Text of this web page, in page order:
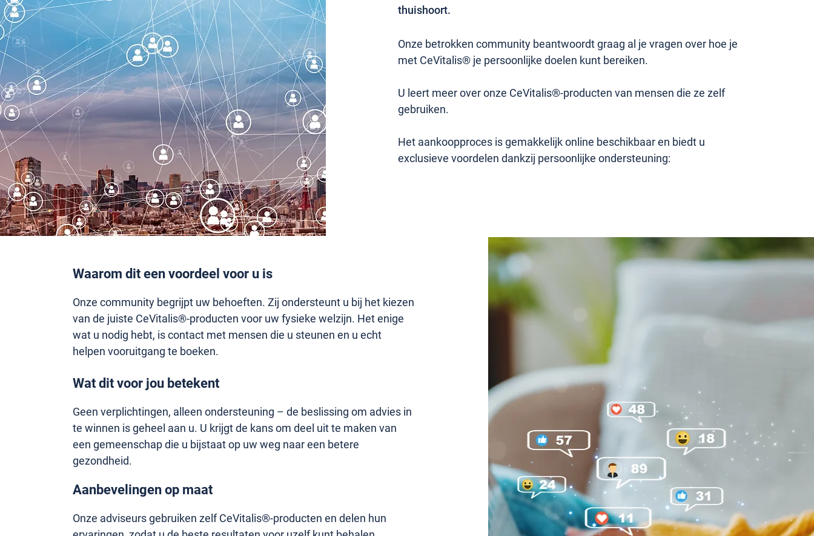
thuishoort.
Onze betrokken community beantwoordt graag al je vragen over hoe je
met CeVitalis® je persoonlijke doelen kunt bereiken.
U leert meer over onze CeVitalis®-producten van mensen die ze zelf
gebruiken.
Het aankoopproces is gemakkelijk online beschikbaar en biedt u
exclusieve voordelen dankzij persoonlijke ondersteuning:
Waarom dit een voordeel voor u is
Onze community begrijpt uw behoeften. Zij ondersteunt u bij het kiezen
van de juiste CeVitalis®-producten voor uw fysieke welzijn. Het enige
wat u nodig hebt, is contact met mensen die u steunen en u echt
helpen vooruitgang te boeken.
Wat dit voor jou betekent
Geen verplichtingen, alleen ondersteuning – de beslissing om advies in
te winnen is geheel aan u. U krijgt de kans om deel uit te maken van
een gemeenschap die u bijstaat op uw weg naar een betere
gezondheid.
Aanbevelingen op maat
Onze adviseurs gebruiken zelf CeVitalis®-producten en delen hun